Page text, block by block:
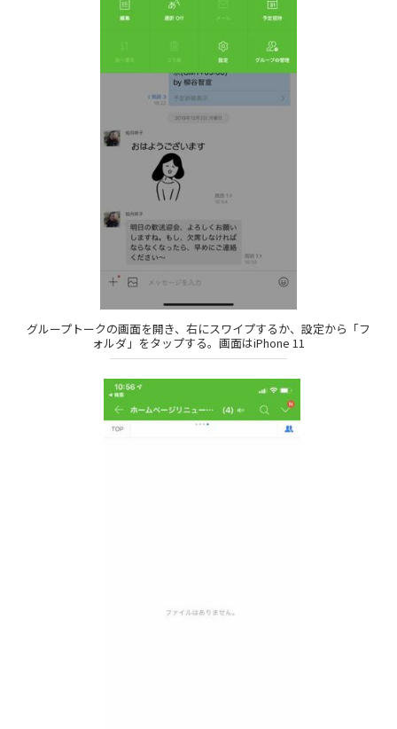
グループトークの画面を開き、右にスワイプするか、設定から「フ
ォルダ」をタップする。画面はiPhone 11